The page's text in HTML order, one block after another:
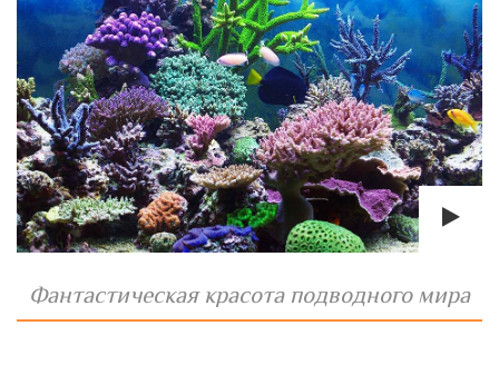
Фантастическая красота подводного мира